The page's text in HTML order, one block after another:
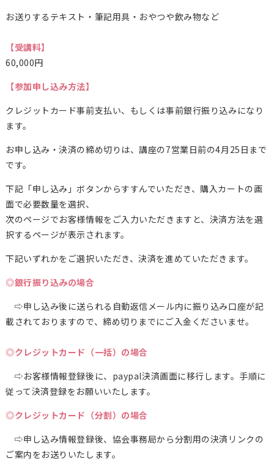
お送りするテキスト・筆記用具・おやつや飲み物など
【受講料】
60,000円
【参加申し込み方法】
クレジットカード事前支払い、もしくは事前銀行振り込みになり
ます。
お申し込み・決済の締め切りは、講座の7営業日前の4月25日まで
です。
下記「申し込み」ボタンからすすんでいただき、購入カートの画
面で必要数量を選択、
次のページでお客様情報をご入力いただきますと、決済方法を選
択するページが表示されます。
下記いずれかをご選択いただき、決済を進めていただきます。
◎銀行振り込みの場合
⇨申し込み後に送られる自動返信メール内に振り込み口座が記
載されておりますので、締め切りまでにご入金くださいませ。
◎クレジットカード（一括）の場合
⇨お客様情報登録後に、paypal決済画面に移行します。手順に
従って決済登録をお願いいたします。
◎クレジットカード（分割）の場合
⇨申し込み情報登録後、協会事務局から分割用の決済リンクの
ご案内をお送りいたします。